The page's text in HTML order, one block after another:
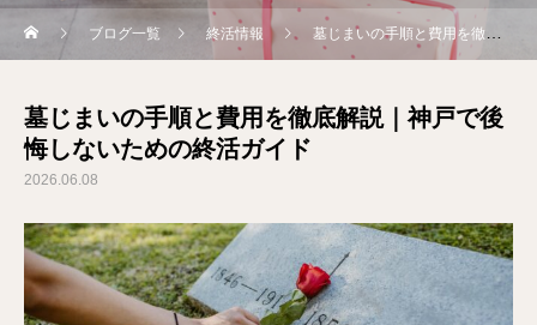
ブログ一覧 終活情報 墓じまいの手順と費用を徹底解説｜神戸で後悔しないための終活ガイド
墓じまいの手順と費用を徹底解説｜神戸で後
悔しないための終活ガイド
2026.06.08